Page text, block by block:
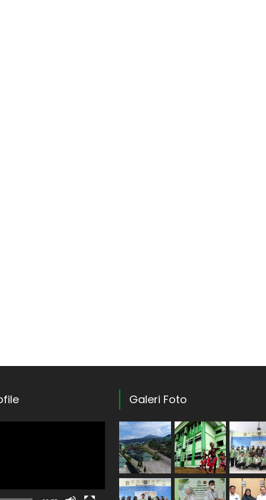
Galeri Foto